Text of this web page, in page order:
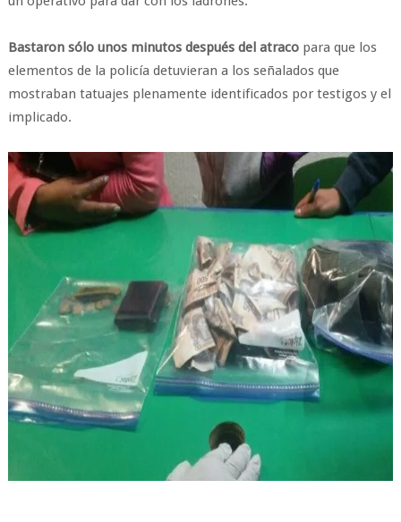
Bastaron sólo unos minutos después del atracopara que los
elementos de la policía detuvieran a los señalados que
mostraban tatuajes plenamente identificados por testigos y el
implicado.